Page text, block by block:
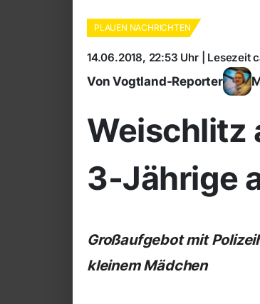
PLAUEN NACHRICHTEN
14.06.2018, 22:53 Uhr | Lesezeit
Von Vogtland-Reporter
Weischlitz
3-Jährige
Großaufgebot mit
kleinem Mädchen